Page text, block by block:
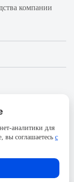
компании
NXB-63S
230
от реального
не несёт
товаров фотографиям,
аналитики для
вы соглашаетесь с